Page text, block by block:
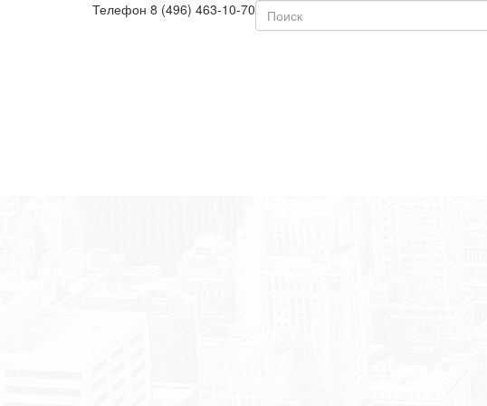
Телефон 8 (496) 463-10-70